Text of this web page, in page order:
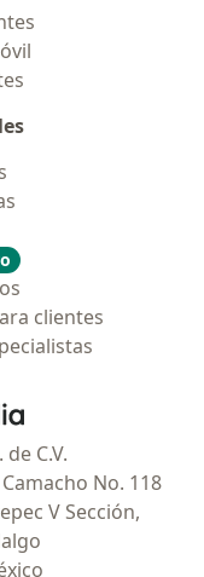
clientes
- Página de inicio
C.V.
No. 118
V Sección,